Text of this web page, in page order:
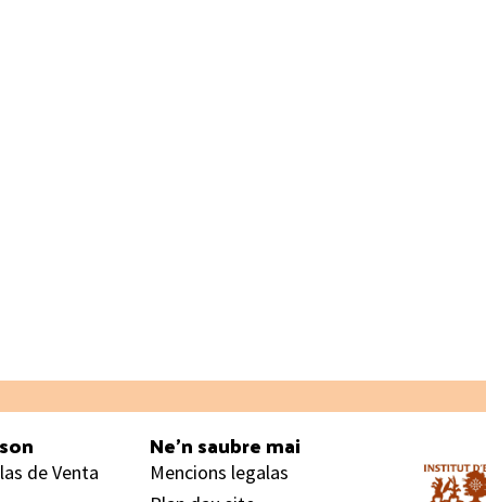
de Venta
Ne’n saubre mai
Mencions legalas